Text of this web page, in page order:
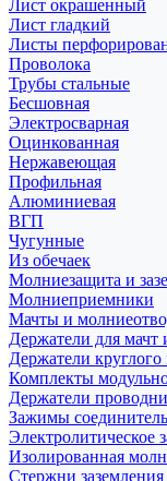
Лист окрашенный
Лист гладкий
Листы
Проволока
Трубы стальные
Бесшовная
Электросварная
Оцинкованная
Нержавеющая
Профильная
Алюминиевая
ВГП
Чугунные
Из обечаек
Молниезащита и
Молниеприемники
Мачты и
Держатели для
Держатели
Комплекты
Держатели
Зажимы
Электролитическое
Изолированная
Стержни заземления